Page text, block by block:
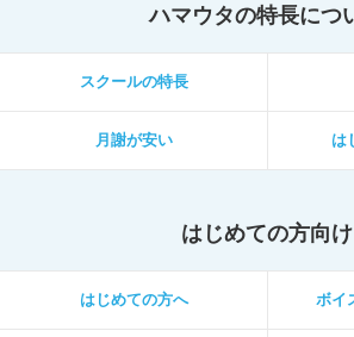
ハマウタの特長につ
スクールの特長
月謝が安い は
はじめての方向け
はじめての方へ ボイ